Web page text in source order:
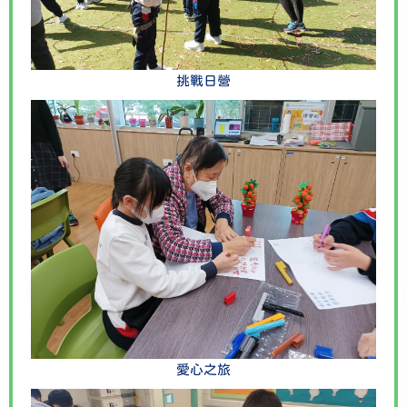
挑戰日營
愛心之旅